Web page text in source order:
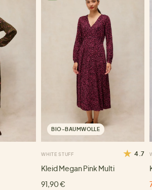
BIO-BAUMWOLLE
WHITE STUFF 4.7
Kleid Megan Pink Multi
91,90 €